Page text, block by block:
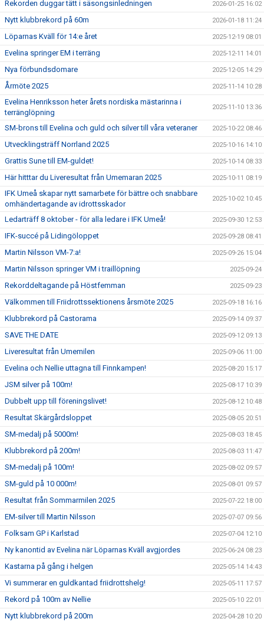
Rekorden duggar tätt i säsongsinledningen 2026-01-25 16:02
Nytt klubbrekord på 60m 2026-01-18 11:24
Löparnas Kväll för 14:e året 2025-12-19 08:01
Evelina springer EM i terräng 2025-12-11 14:01
Nya förbundsdomare 2025-12-05 14:29
Årmöte 2025 2025-11-14 10:28
Evelina Henriksson heter årets nordiska mästarinna i
terränglöpning
2025-11-10 13:36
SM-brons till Evelina och guld och silver till våra veteraner 2025-10-22 08:46
Utvecklingsträff Norrland 2025 2025-10-16 14:10
Grattis Sune till EM-guldet! 2025-10-14 08:33
Här hitttar du Liveresultat från Umemaran 2025 2025-10-11 08:19
IFK Umeå skapar nytt samarbete för bättre och snabbare
omhändertagande av idrottsskador
2025-10-02 10:45
Ledarträff 8 oktober - för alla ledare i IFK Umeå! 2025-09-30 12:53
IFK-succé på Lidingöloppet 2025-09-28 08:41
Martin Nilsson VM-7:a! 2025-09-26 15:04
Martin Nilsson springer VM i traillöpning 2025-09-24
Rekorddeltagande på Höstfemman 2025-09-23
Välkommen till Friidrottssektionens årsmöte 2025 2025-09-18 16:16
Klubbrekord på Castorama 2025-09-14 09:37
SAVE THE DATE 2025-09-12 09:13
Liveresultat från Umemilen 2025-09-06 11:00
Evelina och Nellie uttagna till Finnkampen! 2025-08-20 15:17
JSM silver på 100m! 2025-08-17 10:39
Dubbelt upp till föreningslivet! 2025-08-12 10:48
Resultat Skärgårdsloppet 2025-08-05 20:51
SM-medalj på 5000m! 2025-08-03 18:45
Klubbrekord på 200m! 2025-08-03 11:47
SM-medalj på 100m! 2025-08-02 09:57
SM-guld på 10 000m! 2025-08-01 09:57
Resultat från Sommarmilen 2025 2025-07-22 18:00
EM-silver till Martin Nilsson 2025-07-07 09:56
Folksam GP i Karlstad 2025-07-04 12:10
Ny kanontid av Evelina när Löparnas Kväll avgjordes 2025-06-24 08:23
Kastarna på gång i helgen 2025-05-14 14:43
Vi summerar en guldkantad friidrottshelg! 2025-05-11 17:57
Rekord på 100m av Nellie 2025-05-10 22:01
Nytt klubbrekord på 200m 2025-04-28 10:20